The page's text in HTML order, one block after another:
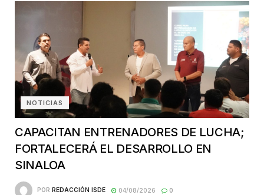
NOTICIAS
CAPACITAN ENTRENADORES DE LUCHA;
FORTALECERÁ EL DESARROLLO EN
SINALOA
POR REDACCIÓN ISDE 04/08/2026 0